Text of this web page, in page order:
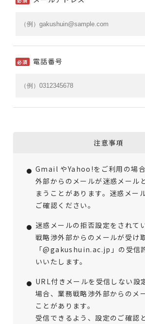
必須 電話番号
注意事項
Gmail やYahoo!をご利用の場
外部からのメールが迷惑メール
まうことがあります。迷惑メー
ご確認ください。
迷惑メールの拒否設定をされて
戦略渉外部からのメールが受け
「@gakushuin.ac.jp」の受信
いいたします。
URL付きメールを受信しない設
場合、業務戦略渉外部からのメ
ことがあります。
受信できるよう、設定のご確認